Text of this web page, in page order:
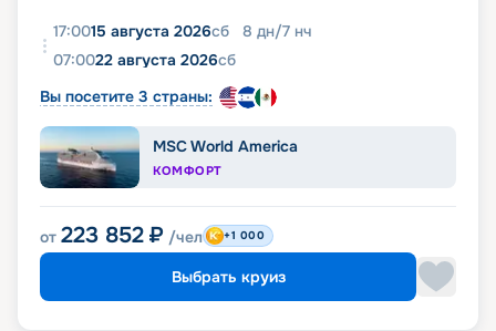
17:0015 августа 2026сб 8 дн/7 нч
07:0022 августа 2026сб
Вы посетите 3 страны:
MSC World America
КОМФОРТ
от 223 852 ₽ /чел +1 000
Выбрать круиз